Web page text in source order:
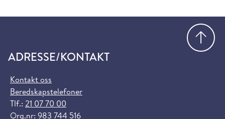
ADRESSE/KONTAKT
Kontakt oss
Beredskapstelefoner
Tlf.: 21 07 70 00
Org.nr: 983 744 516